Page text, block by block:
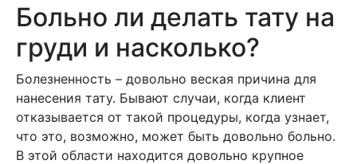
Больно ли делать тату на
груди и насколько?
Болезненность – довольно веская причина для
нанесения тату. Бывают случаи, когда клиент
отказывается от такой процедуры, когда узнает,
что это, возможно, может быть довольно больно.
В этой области находится довольно крупное